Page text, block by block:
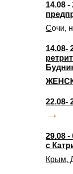
14.08 -
Сочи,
14.08-
22.08-
→
29.08 -
с
Крым,